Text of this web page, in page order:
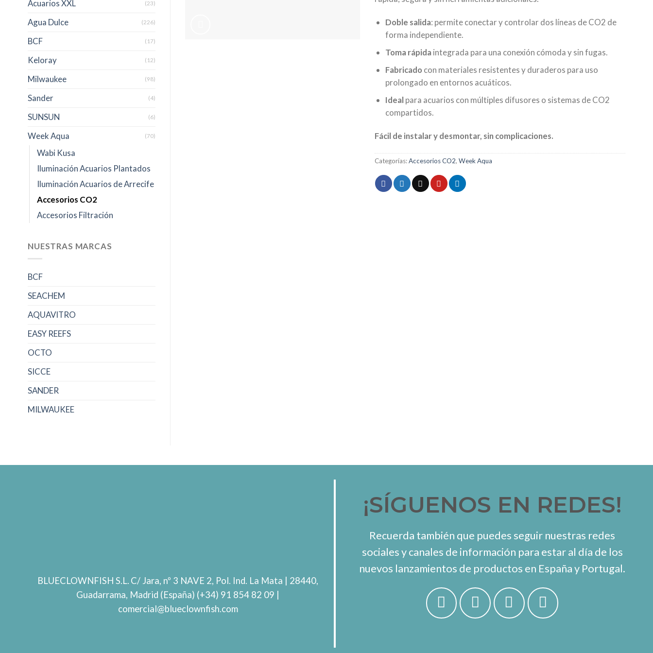
Acuarios XXL (23)
Agua Dulce (226)
BCF (17)
Keloray (12)
Milwaukee (98)
Sander (4)
SUNSUN (6)
Week Aqua (70)
Wabi Kusa
Iluminación Acuarios Plantados
Iluminación Acuarios de Arrecife
Accesorios CO2
Accesorios Filtración
NUESTRAS MARCAS
BCF
SEACHEM
AQUAVITRO
EASY REEFS
OCTO
SICCE
SANDER
MILWAUKEE
Doble salida: permite conectar y controlar dos líneas de CO2 de
forma independiente.
Toma rápida integrada para una conexión cómoda y sin fugas.
Fabricado con materiales resistentes y duraderos para uso
prolongado en entornos acuáticos.
Ideal para acuarios con múltiples difusores o sistemas de CO2
compartidos.
Fácil de instalar y desmontar, sin complicaciones.
Categorías:Accesorios CO2, Week Aqua
BLUECLOWNFISH S.L. C/ Jara, nº 3 NAVE 2, Pol. Ind. La Mata | 28440,
Guadarrama, Madrid (España) (+34) 91 854 82 09
comercial@blueclownfish.com
¡SÍGUENOS EN REDES!
Recuerda también que puedes seguir nuestras redes
sociales y canales de información para estar al día de los
nuevos lanzamientos de productos en España y Portugal.